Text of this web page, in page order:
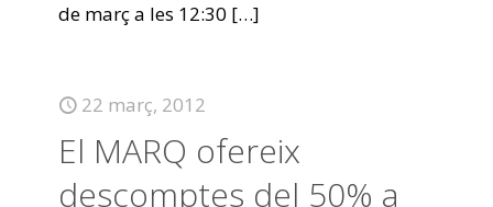
de març a les 12:30 […]
22 març, 2012
El MARQ ofereix
descomptes del 50% a